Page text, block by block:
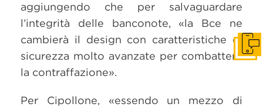
aggiungendo che per salvaguardare
l’integrità delle banconote, «la Bce ne
cambierà il design con caratteristiche di
sicurezza molto avanzate per combattere
la contraffazione».
Per Cipollone, «essendo un mezzo di
Get